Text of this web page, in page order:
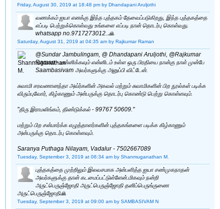
Friday, August 30, 2019 at 18:48 pm by Dhandapani Aruljothi
வணக்கம் ஐயா எனக்கு இந்த புத்தகம் தேவைப்படுகிறது, இந்த புத்தகத்தை
எப்படி பெற்றுக்கொள்வது உங்களை எப்படி நான் தொடர்பு கொள்வது.
whatsapp no.9717273012..🙏
Saturday, August 31, 2019 at 04:35 am by Rajkumar Raman
@Sundar Jambulingam, @ Dhandapani Aruljothi, @Rajkumar
Raman - மன்னிக்கவும் என்னிடம் உள்ள ஒரு பிரதியை நான்கு நாள் முன்பே
Saambasivam அவர்களுக்கு அனுப்பி விட்டேன்.
சுவாமி சரவணானந்தா அவ்ர்களின் அகவல் மற்றும் சுவாமிகளின் பிற நூல்கள் படிக்க
விரும்புவோர், கிழ்காணும் அன்பருக்கு தொடர்பு கொண்டு பெற்று கொள்ளவும்.
"திரு இராமலிங்கம், திண்டுக்கல் - 99767 50609."
மற்றும் பிற சன்மார்க்க எழுத்தாளர்களின் புத்தகங்களை படிக்க கிழ்காணும்
அன்பருக்கு தொடர்பு கொள்ளவும்.
Saranya Puthaga Nilayam, Vadalur - 7502667089
Tuesday, September 3, 2019 at 06:34 am by Shanmuganathan M.
புத்தகத்தை முற்றிலும் இலவசமாக அன்பளித்த ஐயா சண்முகநாதன்
அவர்களுக்கு தான் கடமைப்பட்டுள்ளேன்.மிகவும் நன்றி
அருட்பெருஞ்ஜோதி அருட்பெருஞ்ஜோதி தனிப்பெருங்ருணை
அருட்பெருஞ்ஜோதி🙏
Tuesday, September 3, 2019 at 09:00 am by SAMBASIVAM N